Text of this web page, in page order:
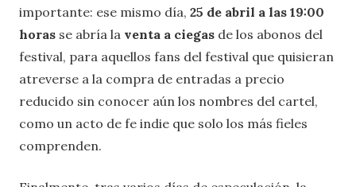
importante: ese mismo día, 25 de abril a las 19:00
horas se abría la venta a ciegas de los abonos del
festival, para aquellos fans del festival que quisieran
atreverse a la compra de entradas a precio
reducido sin conocer aún los nombres del cartel,
como un acto de fe indie que solo los más fieles
comprenden.